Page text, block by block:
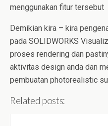
menggunakan fitur tersebut
Demikian kira – kira
pada SOLIDWORKS
proses rendering dan
aktivitas design anda dan
pembuatan photorealistic
Related posts: